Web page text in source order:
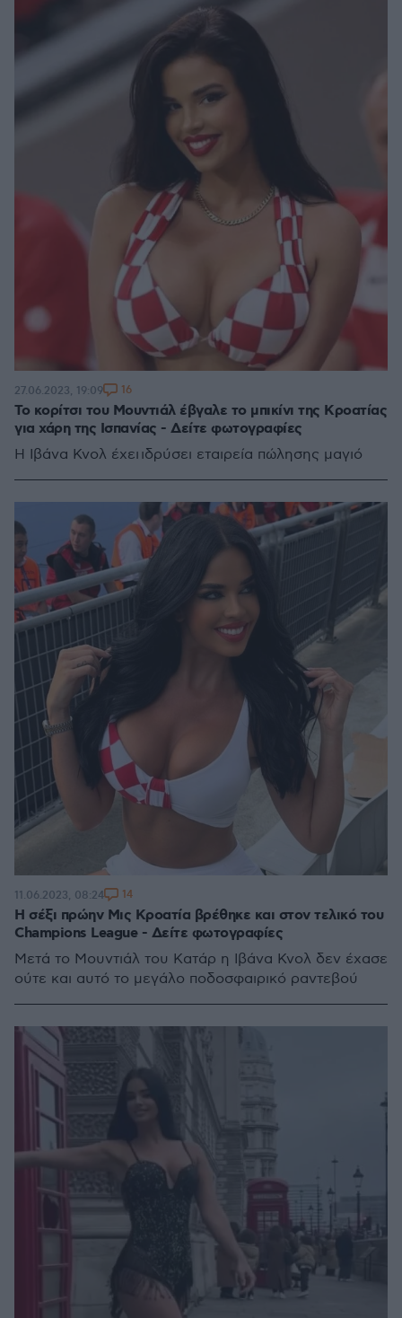
Το κορίτσι του Μουντιάλ έβγαλε το μπικίνι της Κροατίας
για χάρη της Ισπανίας - Δείτε φωτογραφίες
Η Ιβάνα Κνολ έχει ιδρύσει εταιρεία πώλησης μαγιό
27.06.2023, 19:09 16
Η σέξι πρώην Μις Κροατία βρέθηκε και στον τελικό του
Champions League - Δείτε φωτογραφίες
Μετά το Μουντιάλ του Κατάρ η Ιβάνα Κνολ δεν έχασε
ούτε και αυτό το μεγάλο ποδοσφαιρικό ραντεβού
11.06.2023, 08:24 14